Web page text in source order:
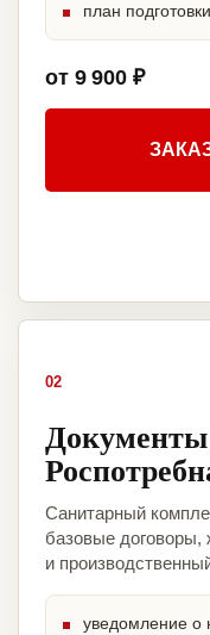
план
от 9 900 ₽
02
Санитарный
базовые
и
уведомление о